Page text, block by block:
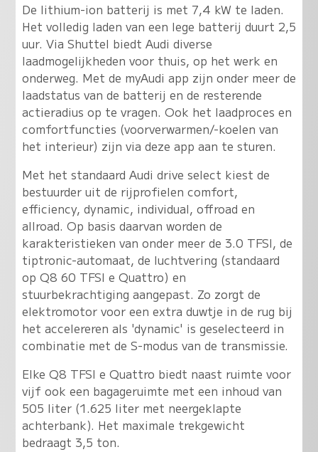
De lithium-ion batterij is met 7,4 kW te laden.
Het volledig laden van een lege batterij duurt 2,5
uur. Via Shuttel biedt Audi diverse
laadmogelijkheden voor thuis, op het werk en
onderweg. Met de myAudi app zijn onder meer de
laadstatus van de batterij en de resterende
actieradius op te vragen. Ook het laadproces en
comfortfuncties (voorverwarmen/-koelen van
het interieur) zijn via deze app aan te sturen.
Met het standaard Audi drive select kiest de
bestuurder uit de rijprofielen comfort,
efficiency, dynamic, individual, offroad en
allroad. Op basis daarvan worden de
karakteristieken van onder meer de 3.0 TFSI, de
tiptronic-automaat, de luchtvering (standaard
op Q8 60 TFSI e Quattro) en
stuurbekrachtiging aangepast. Zo zorgt de
elektromotor voor een extra duwtje in de rug bij
het accelereren als 'dynamic' is geselecteerd in
combinatie met de S-modus van de transmissie.
Elke Q8 TFSI e Quattro biedt naast ruimte voor
vijf ook een bagageruimte met een inhoud van
505 liter (1.625 liter met neergeklapte
achterbank). Het maximale trekgewicht
bedraagt 3,5 ton.